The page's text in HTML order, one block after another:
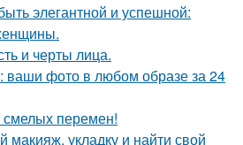
элегантной и успешной:
и черты лица.
ваши фото в любом образе за 24
перемен!
макияж, укладку и найти свой